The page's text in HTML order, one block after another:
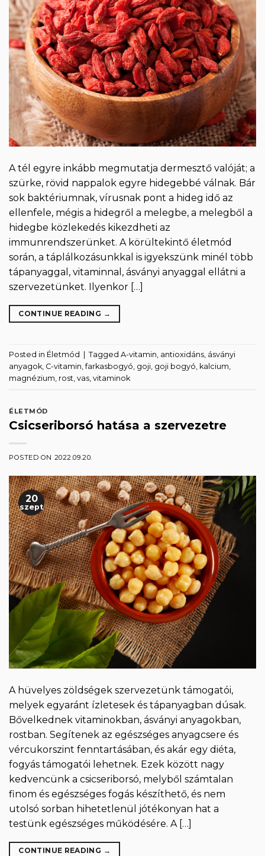
A tél egyre inkább megmutatja dermesztő valóját; a
szürke, rövid nappalok egyre hidegebbé válnak. Bár
sok baktériumnak, vírusnak pont a hideg idő az
ellenfele, mégis a hidegről a melegbe, a melegből a
hidegbe közlekedés kikezdheti az
immunrendszerünket. A körültekintő életmód
során, a táplálkozásunkkal is igyekszünk minél több
tápanyaggal, vitaminnal, ásványi anyaggal ellátni a
szervezetünket. Ilyenkor […]
CONTINUE READING →
Posted in Életmód Tagged A-vitamin antioxidáns ásványi
anyagok C-vitamin ,farkasbogyó goji goji bogyó kalcium
magnézium rost vas vitaminok
ÉLETMÓD
Csicseriborsó hatása a szervezetre
POSTED ON 2022.09.20.
20
szept
A hüvelyes zöldségek szervezetünk támogatói,
melyek egyaránt ízletesek és tápanyagban dúsak.
Bővelkednek vitaminokban, ásványi anyagokban,
rostban. Segítenek az egészséges anyagcsere és
vércukorszint fenntartásában, és akár egy diéta,
fogyás támogatói lehetnek. Ezek között nagy
kedvencünk a csicseriborsó, melyből számtalan
finom és egészséges fogás készíthető, és nem
utolsó sorban hihetetlenül jótékonyan hat a
testünk egészséges működésére. A […]
CONTINUE READING →